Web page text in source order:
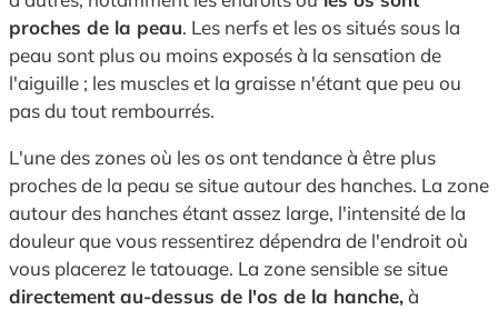
proches de la peau. Les nerfs et les os situés sous la
peau sont plus ou moins exposés à la sensation de
l'aiguille ; les muscles et la graisse n'étant que peu ou
pas du tout rembourrés.
L'une des zones où les os ont tendance à être plus
proches de la peau se situe autour des hanches. La zone
autour des hanches étant assez large, l'intensité de la
douleur que vous ressentirez dépendra de l'endroit où
vous placerez le tatouage. La zone sensible se situe
directement au-dessus de l'os de la hanche,à